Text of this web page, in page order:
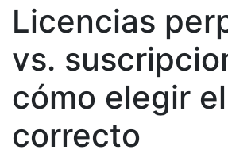
Licencias
vs.
cómo elegir el
correcto